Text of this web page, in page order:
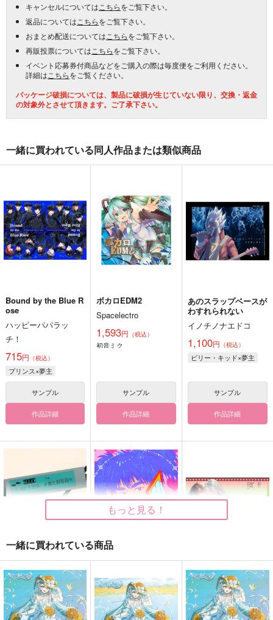
キャンセルについては こちらをご覧下さい。
返品については こちらをご覧下さい。
おまとめ配送については こちらをご覧下さい。
再販投票については こちらをご覧下さい。
イベント応募券付商品などをご購入の際は毎度便をご利用ください。
詳細は こちらをご覧ください。
パッケージ破損については、製品に破損が生じていない限り、交換・返金
の対象外とさせて頂きます。ご了承下さい。
一緒に買われている同人作品または類似商品
Bound by the Blue R
ose
ハッピーパパラッ
チ！
715円 （税込）
プリンス×夢主
サンプル
作品詳細
ボカロEDM2
Spacelectro
1,593円 （税込）
初音ミク
サンプル
作品詳細
あのスラップベースが
わすれられない
イノチノナエドコ
1,100円 （税込）
ビリー・キッド×夢主
サンプル
作品詳細
君と彩る日々
わすれ雪
3,929円（税込）
My angel will shine f
orever（おまけつき）
I be
Valentine Angel
不透明劇団／九十栗
原
もっと見る！
一緒に買われている商品